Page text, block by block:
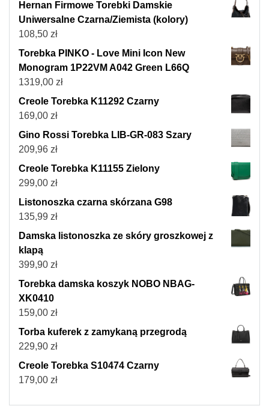
Hernan Firmowe Torebki Damskie
Uniwersalne Czarna/Ziemista (kolory)
108,50 zł
Torebka PINKO - Love Mini Icon New
Monogram 1P22VM A042 Green L66Q
1319,00 zł
Creole Torebka K11292 Czarny
169,00 zł
Gino Rossi Torebka LIB-GR-083 Szary
209,96 zł
Creole Torebka K11155 Zielony
299,00 zł
Listonoszka czarna skórzana G98
135,99 zł
Damska listonoszka ze skóry groszkowej z
klapą
399,90 zł
Torebka damska koszyk NOBO NBAG-
XK0410
159,00 zł
Torba kuferek z zamykaną przegrodą
229,90 zł
Creole Torebka S10474 Czarny
179,00 zł